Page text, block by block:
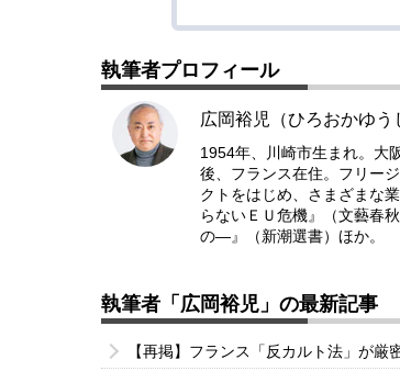
執筆者プロフィール
広岡裕児（ひろおかゆう
1954年、川崎市生まれ。大
後、フランス在住。フリー
クトをはじめ、さまざまな
らないＥＵ危機』（文藝春
の―』（新潮選書）ほか。
執筆者「広岡裕児」の最新記事
【再掲】フランス「反カルト法」が厳